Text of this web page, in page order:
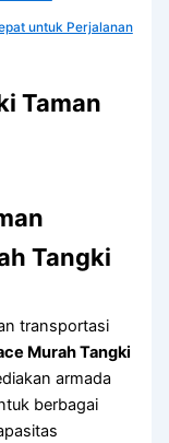
untuk Perjalanan
Taman
Tangki
transportasi
Murah Tangki
armada
berbagai